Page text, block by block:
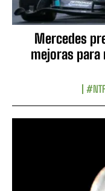
Mercedes
mejoras para
#NTF